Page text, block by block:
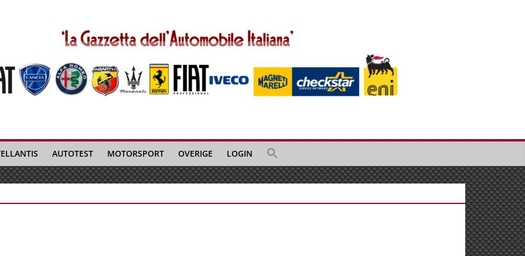
AUTOTEST MOTORSPORT OVERIGE LOGIN